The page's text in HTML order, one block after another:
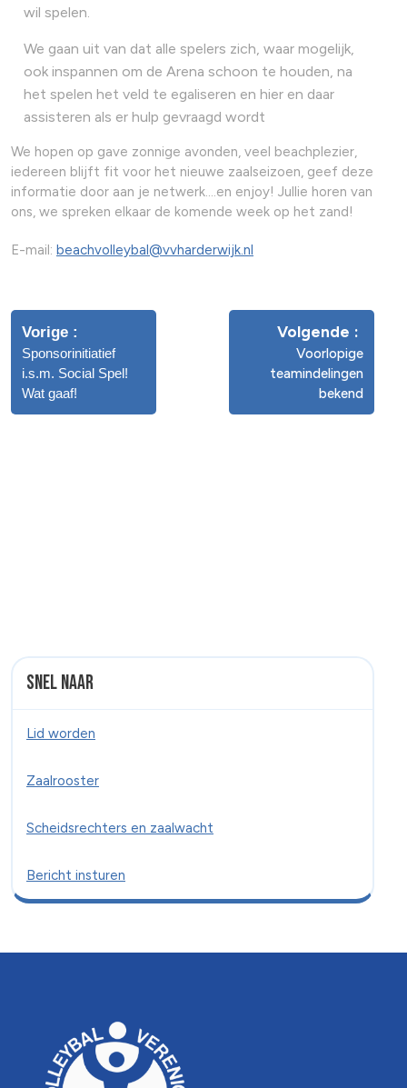
wil spelen.
We gaan uit van dat alle spelers zich, waar mogelijk,
ook inspannen om de Arena schoon te houden, na
het spelen het veld te egaliseren en hier en daar
assisteren als er hulp gevraagd wordt
We hopen op gave zonnige avonden, veel beachplezier,
iedereen blijft fit voor het nieuwe zaalseizoen, geef deze
informatie door aan je netwerk….en enjoy! Jullie horen van
ons, we spreken elkaar de komende week op het zand!
E-mail: beachvolleybal@vvharderwijk.nl
Vorige
Sponsorinitiatief
i.s.m. Social Spel!
Wat gaaf!
Volgende
Voorlopige
teamindelingen
bekend
Snel naar
Lid worden
Zaalrooster
Scheidsrechters en zaalwacht
Bericht insturen